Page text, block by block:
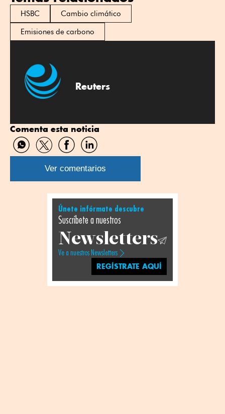
HSBC
Cambio climático
Emisiones de carbono
Reuters
Comenta esta noticia
Compartir
por
WhatsApp
Compartir
por
Twitter
Compartir
por
Facebook
Compartir
por
Linkedin
Ver comentarios
Únete infórmate descubre
Suscríbete a nuestros
Newsletters
Ve a nuestros Newsletters
REGÍSTRATE AQUÍ